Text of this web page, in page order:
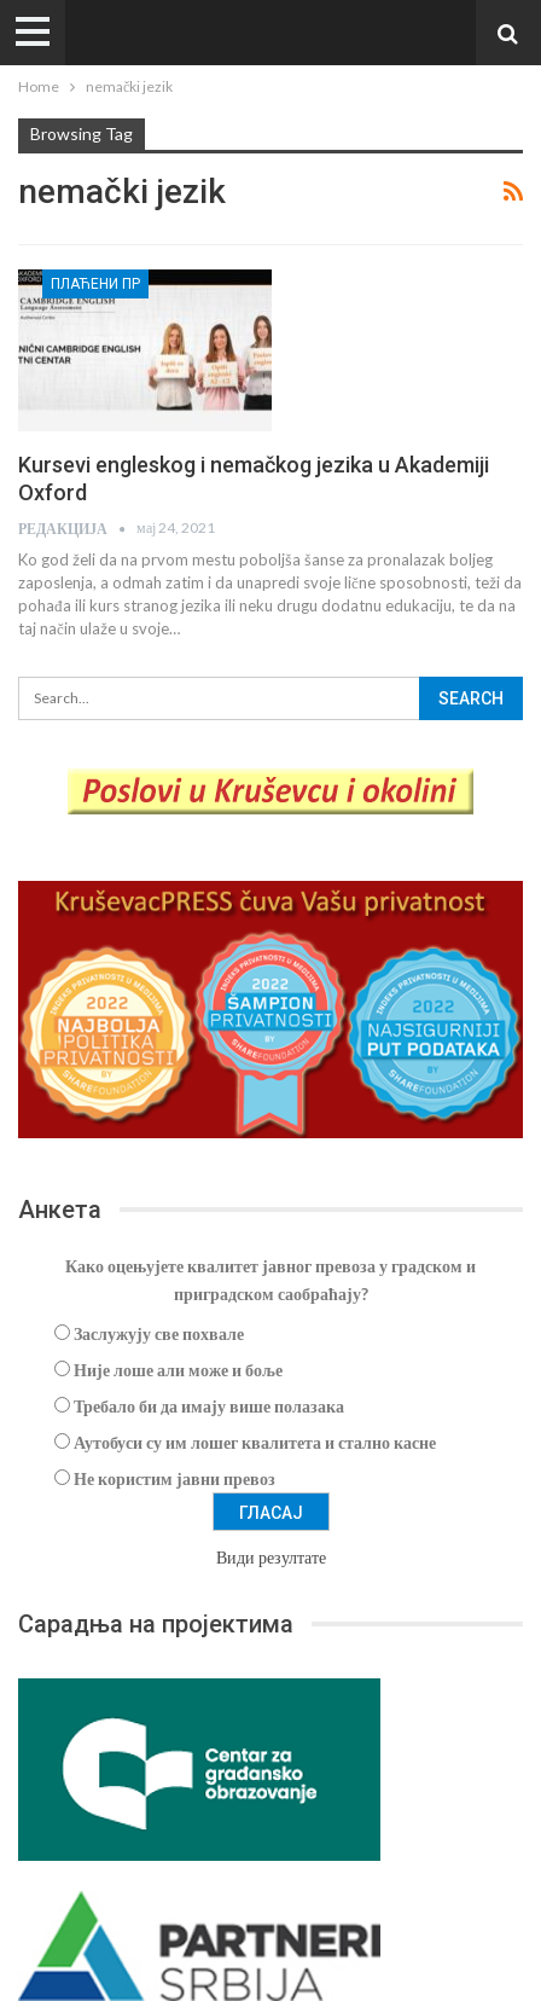
Home nemački jezik
Browsing Tag
nemački jezik
ПЛАЋЕНИ ПР
Kursevi engleskog i nemačkog jezika u Akademiji
Oxford
РЕДАКЦИЈА мај 24, 2021
Ko god želi da na prvom mestu poboljša šanse za pronalazak boljeg
zaposlenja, a odmah zatim i da unapredi svoje lične sposobnosti, teži da
pohađa ili kurs stranog jezika ili neku drugu dodatnu edukaciju, te da na
taj način ulaže u svoje…
Анкета
Како оцењујете квалитет јавног превоза у градском и
приградском саобраћају?
Заслужују све похвале
Није лоше али може и боље
Требало би да имају више полазака
Аутобуси су им лошег квалитета и стално касне
Не користим јавни превоз
Види резултате
Сарадња на пројектима